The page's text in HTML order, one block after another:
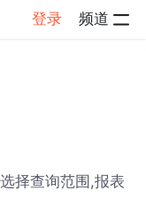
登录 频道
择查询范围,报表